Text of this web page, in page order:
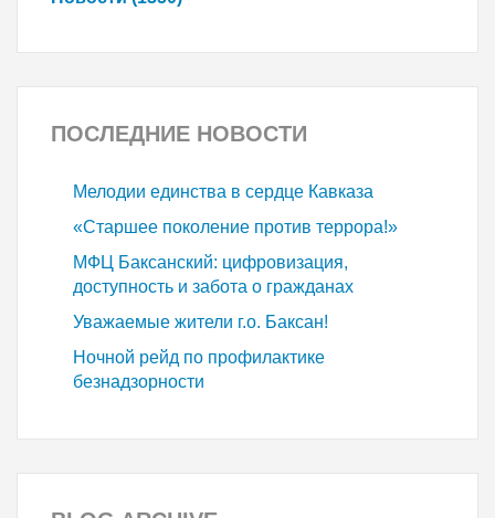
ПОСЛЕДНИЕ НОВОСТИ
Мелодии единства в сердце Кавказа
«Старшее поколение против террора!»
МФЦ Баксанский: цифровизация,
доступность и забота о гражданах
Уважаемые жители г.о. Баксан!
Ночной рейд по профилактике
безнадзорности